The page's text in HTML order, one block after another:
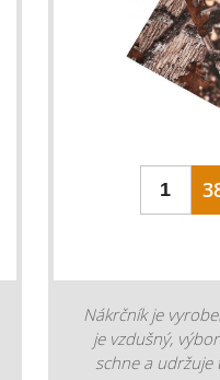
Nákrčník je
je vzdušný,
schne a udržuje